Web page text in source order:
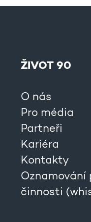
ŽIVOT 90
O nás
Pro média
Partneři
Kariéra
Kontakty
Oznamování
činnosti